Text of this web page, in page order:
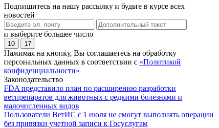
Подпишитесь на нашу рассылку и будьте в курсе всех
новостей
и выберите большее число
10 17
Нажимая на кнопку, Вы соглашаетесь на обработку
персональных данных в соответствии с «Политикой
конфиденциальности»
Законодательство
FDA представило план по расширению разработки
ветпрепаратов для животных с редкими болезнями и
малочисленных видов
Пользователи ВетИС с 1 июля не смогут выполнять операции
без привязки учетной записи к Госуслугам